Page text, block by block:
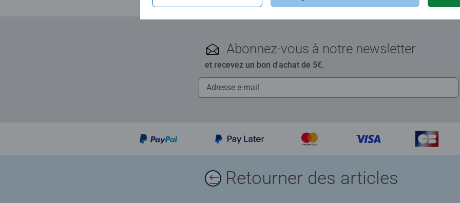
Abonnez-vous à notre newsletter
et recevez un bon d'achat de 5€.
Retourner des articles